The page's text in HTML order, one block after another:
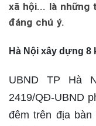
xã hội... là những
đáng chú ý.
Hà Nội xây dựng
UBND TP Hà
2419/QĐ-UBND
đêm trên địa bàn